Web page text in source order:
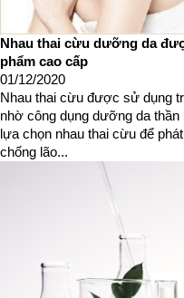
Nhau thai cừu dưỡng da
phẩm cao cấp
01/12/2020
Nhau thai cừu được sử dụng
nhờ công dụng dưỡng da
lựa chọn nhau thai cừu để
chống lão...